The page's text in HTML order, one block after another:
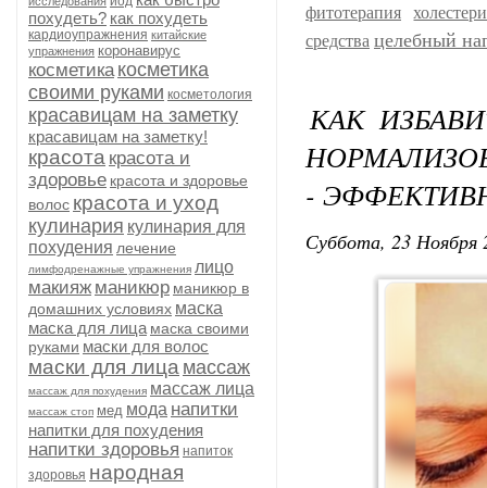
похудеть? как похудеть
кардиоупражнения китайские
упражнения коронавирус
косметика косметика
своими руками косметология
красавицам на заметку
красавицам на заметку!
красота красота и
здоровье красота и здоровье
волос красота и уход
кулинария кулинария для
похудения лечение
лимфодренажные упражнения лицо
макияж маникюр маникюр в
домашних условиях маска
маска для лица маска своими
руками маски для волос
маски для лица массаж
массаж для похудения массаж лица
массаж стоп мед мода напитки
напитки для похудения
напитки здоровья напиток
здоровья народная
фитотерапия
средства целебный
КАК
-
Суббота, 23 Ноября